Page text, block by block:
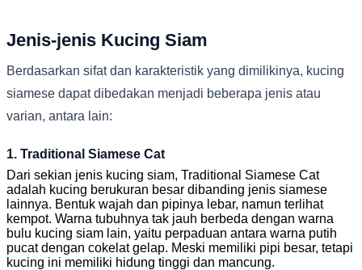
Jenis-jenis Kucing Siam
Berdasarkan sifat dan karakteristik yang dimilikinya, kucing
siamese dapat dibedakan menjadi beberapa jenis atau
varian, antara lain:
1. Traditional Siamese Cat
Dari sekian jenis kucing siam, Traditional Siamese Cat
adalah kucing berukuran besar dibanding jenis siamese
lainnya. Bentuk wajah dan pipinya lebar, namun terlihat
kempot. Warna tubuhnya tak jauh berbeda dengan warna
bulu kucing siam lain, yaitu perpaduan antara warna putih
pucat dengan cokelat gelap. Meski memiliki pipi besar, tetapi
kucing ini memiliki hidung tinggi dan mancung.